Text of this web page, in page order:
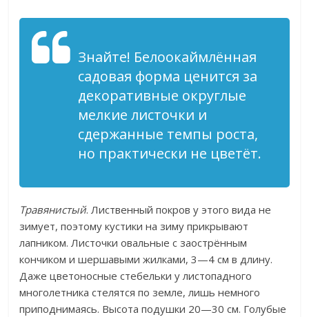
Знайте! Белоокаймлённая
садовая форма ценится за
декоративные округлые
мелкие листочки и
сдержанные темпы роста,
но практически не цветёт.
Травянистый. Лиственный покров у этого вида не
зимует, поэтому кустики на зиму прикрывают
лапником. Листочки овальные с заострённым
кончиком и шершавыми жилками, 3—4 см в длину.
Даже цветоносные стебельки у листопадного
многолетника стелятся по земле, лишь немного
приподнимаясь. Высота подушки 20—30 см. Голубые